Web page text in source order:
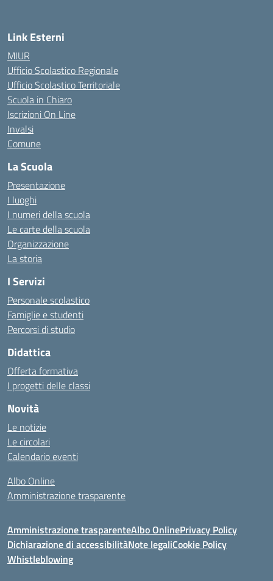
Link Esterni
MIUR
Ufficio Scolastico Regionale
Ufficio Scolastico Territoriale
Scuola in Chiaro
Iscrizioni On Line
Invalsi
Comune
La Scuola
Presentazione
I luoghi
I numeri della scuola
Le carte della scuola
Organizzazione
La storia
I Servizi
Personale scolastico
Famiglie e studenti
Percorsi di studio
Didattica
Offerta formativa
I progetti delle classi
Novità
Le notizie
Le circolari
Calendario eventi
Albo Online
Amministrazione trasparente
Amministrazione trasparenteAlbo OnlinePrivacy Policy
Dichiarazione di accessibilitàNote legaliCookie Policy
Whistleblowing